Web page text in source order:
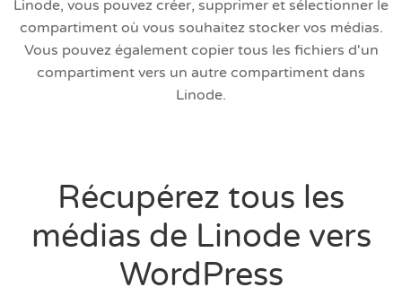
Linode, vous pouvez créer, supprimer et sélectionner le
compartiment où vous souhaitez stocker vos médias.
Vous pouvez également copier tous les fichiers d'un
compartiment vers un autre compartiment dans
Linode.
Récupérez tous les
médias de Linode vers
WordPress